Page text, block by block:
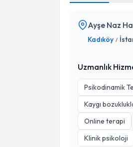
Ayşe Naz
Kadıköy /
Uzmanlık
Psikodinamik
Kaygı
Online terapi
Klinik psikoloji